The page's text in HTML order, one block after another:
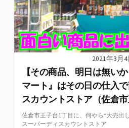
2021年3月4
【その商品、明日は無い
マート』はその日の仕入
スカウントストア（佐倉市
佐倉市王子台1丁目に、何やら“大売出
スーパーディスカウントストア